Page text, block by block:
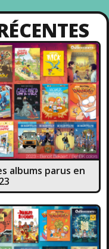
albums parus en